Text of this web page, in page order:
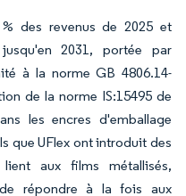
des revenus de 2025 et
2031, portée par
à la norme GB 4806.14-
de la norme IS:15495 de
les encres d'emballage
que UFlex ont introduit des
aux films métallisés,
répondre à la fois aux